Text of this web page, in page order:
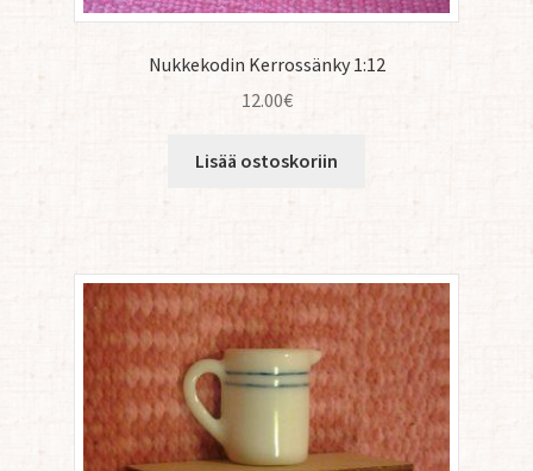
Nukkekodin Kerrossänky 1:12
12.00€
Lisää ostoskoriin